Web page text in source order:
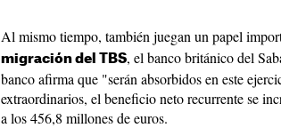
Al mismo tiempo, también juegan un papel
migración del TBS, el banco británico del
banco afirma que "serán absorbidos en este
extraordinarios, el beneficio neto recurrente se
a los 456,8 millones de euros.